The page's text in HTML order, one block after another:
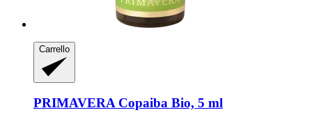
Carrello
PRIMAVERACopaiba Bio, 5 ml